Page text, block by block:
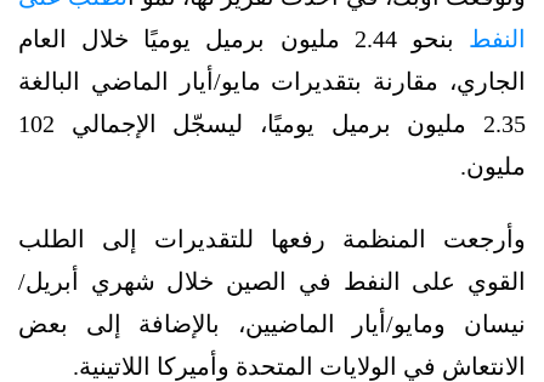
النفط
بنحو 2.44 مليون برميل يوميًا خلال العام
الجاري، مقارنة بتقديرات مايو/أيار الماضي البالغة
2.35 مليون برميل يوميًا، ليسجّل الإجمالي 102
مليون.
وأرجعت المنظمة رفعها للتقديرات إلى الطلب
القوي على النفط في الصين خلال شهري أبريل/
نيسان ومايو/أيار الماضيين، بالإضافة إلى بعض
الانتعاش في الولايات المتحدة وأميركا اللاتينية.